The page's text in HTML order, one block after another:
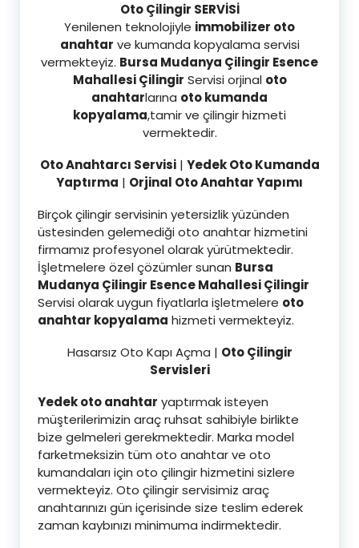
Oto Çilingir SERVİSİ
Yenilenen teknolojiyle immobilizer oto
anahtar ve kumanda kopyalama servisi
vermekteyiz. Bursa Mudanya Çilingir Esence
Mahallesi Çilingir Servisi orjinal oto
anahtarlarına oto kumanda
kopyalama,tamir ve çilingir hizmeti
vermektedir.
Oto Anahtarcı Servisi| Yedek Oto Kumanda
Yaptırma | Orjinal Oto Anahtar Yapımı
Birçok çilingir servisinin yetersizlik yüzünden
üstesinden gelemediği oto anahtar hizmetini
firmamız profesyonel olarak yürütmektedir.
İşletmelere özel çözümler sunan Bursa
Mudanya Çilingir Esence Mahallesi Çilingir
Servisi olarak uygun fiyatlarla işletmelere oto
anahtar kopyalama hizmeti vermekteyiz.
Hasarsız Oto Kapı Açma | Oto Çilingir
Servisleri
Yedek oto anahtar yaptırmak isteyen
müşterilerimizin araç ruhsat sahibiyle birlikte
bize gelmeleri gerekmektedir. Marka model
farketmeksizin tüm oto anahtar ve oto
kumandaları için oto çilingir hizmetini sizlere
vermekteyiz. Oto çilingir servisimiz araç
anahtarınızı gün içerisinde size teslim ederek
zaman kaybınızı minimuma indirmektedir.